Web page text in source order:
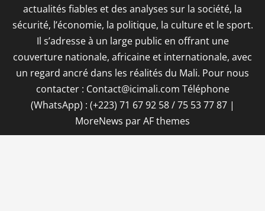
actualités fiables et des analyses sur la société, la
sécurité, l’économie, la politique, la culture et le sport.
Il s’adresse à un large public en offrant une
couverture nationale, africaine et internationale, avec
un regard ancré dans les réalités du Mali. Pour nous
contacter : Contact@icimali.com Téléphone
(WhatsApp) : (+223) 71 67 92 58 / 75 53 77 87 |
MoreNews par AF themes